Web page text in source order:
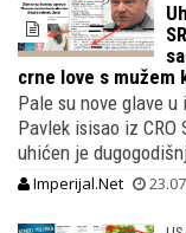
crne love s mužem
Pale su nove glave
Pavlek isisao iz CRO
uhićen je
Imperijal.Net